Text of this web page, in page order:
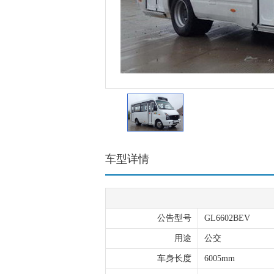
车型详情
公告型号 GL6602BEV
用途 公交
车身长度 6005mm